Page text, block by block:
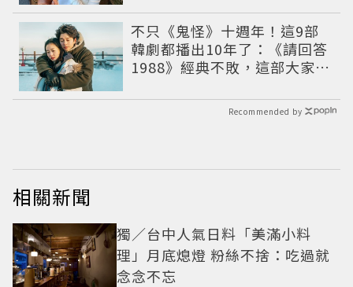
不只《鬼怪》十週年！這9部
韓劇都播出10年了：《請回答
1988》經典不敗，這部大家狂
Recommended by
相關新聞
獨／台中人氣日料「美滿小料
理」月底熄燈 粉絲不捨：吃過就
念念不忘